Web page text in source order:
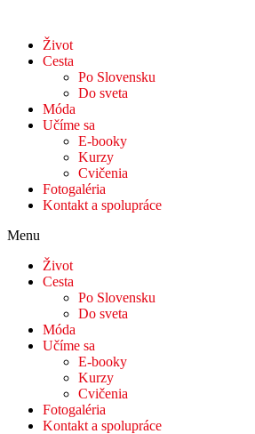
Život
Cesta
Po Slovensku
Do sveta
Móda
Učíme sa
E-booky
Kurzy
Cvičenia
Fotogaléria
Kontakt a spolupráce
Menu
Život
Cesta
Po Slovensku
Do sveta
Móda
Učíme sa
E-booky
Kurzy
Cvičenia
Fotogaléria
Kontakt a spolupráce